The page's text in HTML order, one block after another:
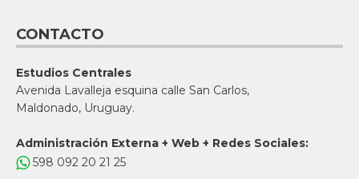
CONTACTO
Estudios Centrales
Avenida Lavalleja esquina calle San Carlos,
Maldonado, Uruguay.
Administración Externa + Web + Redes Sociales:
598 092 20 21 25